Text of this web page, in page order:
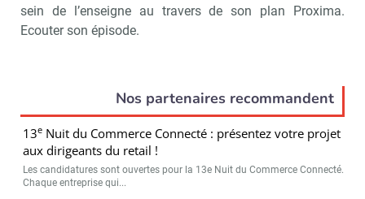
sein de l’enseigne au travers de son plan Proxima.
Ecouter son épisode.
Nos partenaires recommandent
13e Nuit du Commerce Connecté : présentez votre projet
aux dirigeants du retail !
Les candidatures sont ouvertes pour la 13e Nuit du Commerce Connecté.
Chaque entreprise qui...